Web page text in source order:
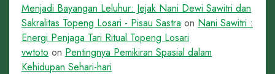
Menjadi Bayangan Leluhur: Jejak Nani Dewi Sawitri dan
Sakralitas Topeng Losari - Pisau Sastra on Nani Sawitri :
Energi Penjaga Tari Ritual Topeng Losari
vwtoto on Pentingnya Pemikiran Spasial dalam
Kehidupan Sehari-hari